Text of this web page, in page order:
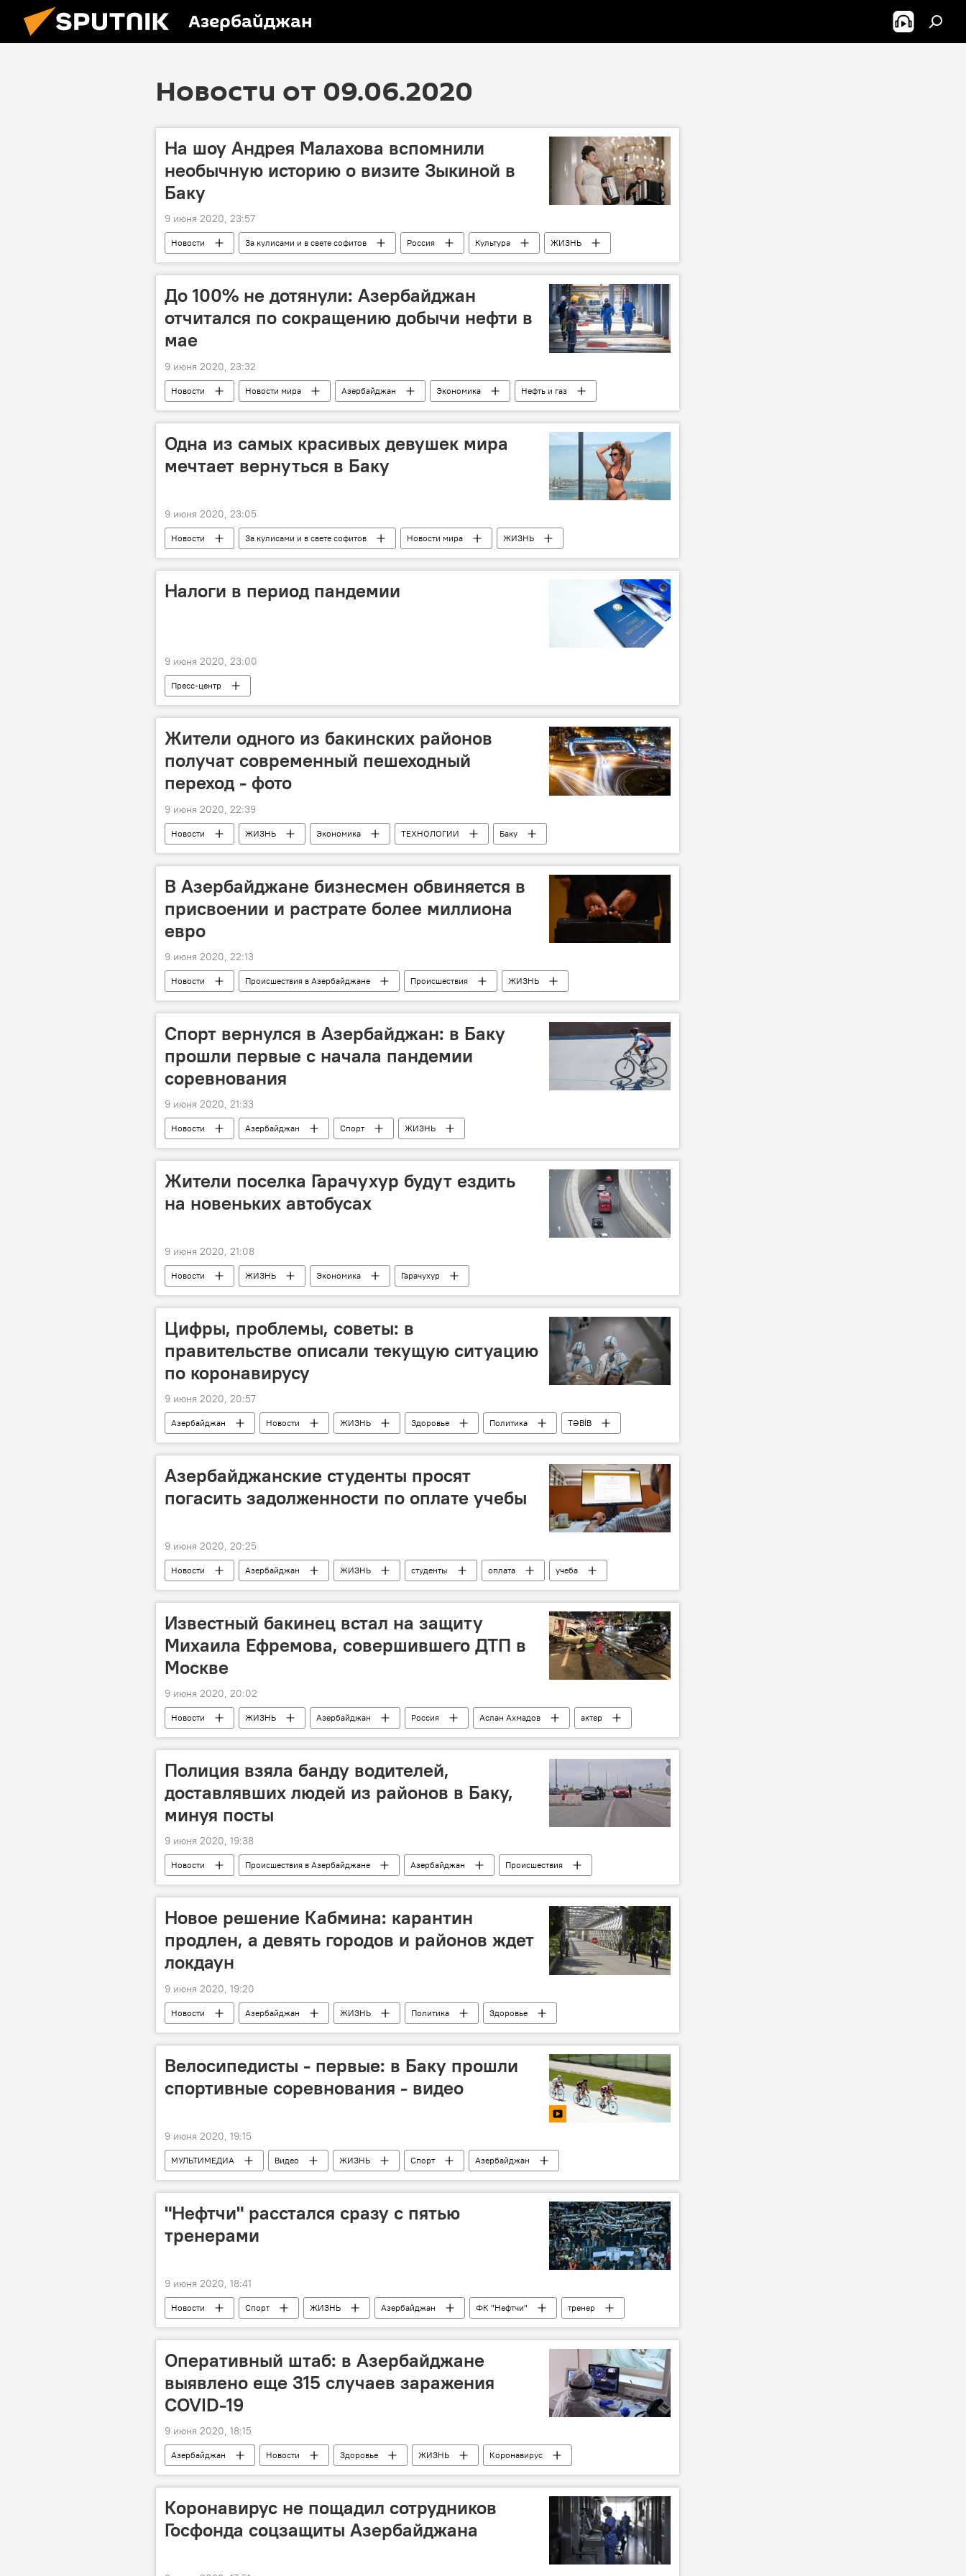
Азербайджан
Новости от 09.06.2020
На шоу Андрея Малахова вспомнили
необычную историю о визите Зыкиной в
Баку
9 июня 2020, 23:57
Новости За кулисами и в свете софитов Россия Культура
ЖИЗНЬ
Баку
случай певица шоу Андрей Малахов
До 100% не дотянули: Азербайджан
отчитался по сокращению добычи нефти в
мае
9 июня 2020, 23:32
Новости Новости мира Азербайджан Экономика
Нефть и газ
добыча
Заморозка май
Одна из самых красивых девушек мира
мечтает вернуться в Баку
9 июня 2020, 23:05
Новости За кулисами и в свете софитов Новости мира
ЖИЗНЬ
Культура
модель Баку Кристина Замир
Налоги в период пандемии
9 июня 2020, 23:00
Пресс-центр
Жители одного из бакинских районов
получат современный пешеходный
переход - фото
9 июня 2020, 22:39
Новости ЖИЗНЬ Экономика ТЕХНОЛОГИИ
Баку
Хатаинский район
пешеходный переход
В Азербайджане бизнесмен обвиняется в
присвоении и растрате более миллиона
евро
9 июня 2020, 22:13
Новости Происшествия в Азербайджане Происшествия
ЖИЗНЬ
Экономика
Растрата Министерство сельского хозяйства АР Бизнесмен
Спорт вернулся в Азербайджан: в Баку
прошли первые с начала пандемии
соревнования
9 июня 2020, 21:33
Новости Азербайджан Спорт ЖИЗНЬ
Жители поселка Гарачухур будут ездить
на новеньких автобусах
9 июня 2020, 21:08
Новости ЖИЗНЬ Экономика
Гарачухур
Бакинское транспортное агентство (БТА)
автобусы
Цифры, проблемы, советы: в
правительстве описали текущую ситуацию
по коронавирусу
9 июня 2020, 20:57
Азербайджан Новости ЖИЗНЬ Здоровье Политика
TƏBİB
Коронавирус
Азербайджанские студенты просят
погасить задолженности по оплате учебы
9 июня 2020, 20:25
Новости Азербайджан ЖИЗНЬ студенты оплата
учеба
Министерство образования АР
Известный бакинец встал на защиту
Михаила Ефремова, совершившего ДТП в
Москве
9 июня 2020, 20:02
Новости ЖИЗНЬ Азербайджан Россия Аслан Ахмадов
актер
продюсер
Полиция взяла банду водителей,
доставлявших людей из районов в Баку,
минуя посты
9 июня 2020, 19:38
Новости Происшествия в Азербайджане Азербайджан
Происшествия
ЖИЗНЬ
Министерство внутренних дел АР карантин Нарушители Баку
Новое решение Кабмина: карантин
продлен, а девять городов и районов ждет
локдаун
9 июня 2020, 19:20
Новости Азербайджан ЖИЗНЬ Политика
Здоровье
карантин
Кабинет министров АР
Велосипедисты - первые: в Баку прошли
спортивные соревнования - видео
9 июня 2020, 19:15
МУЛЬТИМЕДИА Видео ЖИЗНЬ Спорт
Азербайджан
Новости
"Нефтчи" расстался сразу с пятью
тренерами
9 июня 2020, 18:41
Новости Спорт ЖИЗНЬ Азербайджан ФК "Нефтчи"
тренер
Расторжение
Контракт
Оперативный штаб: в Азербайджане
выявлено еще 315 случаев заражения
COVID-19
9 июня 2020, 18:15
Азербайджан Новости Здоровье ЖИЗНЬ
Коронавирус
Кабинет министров АР
Коронавирус не пощадил сотрудников
Госфонда соцзащиты Азербайджана